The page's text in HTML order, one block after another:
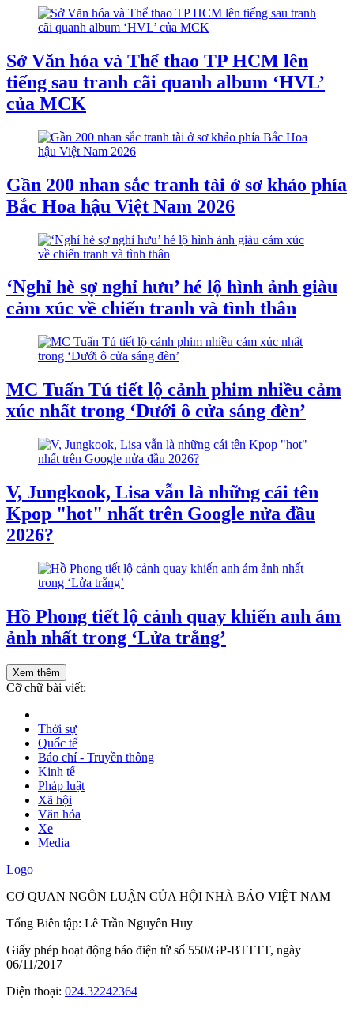
Sở Văn hóa và Thể thao TP HCM lên
tiếng sau tranh cãi quanh album ‘HVL’
của MCK
Gần 200 nhan sắc tranh tài ở sơ khảo phía
Bắc Hoa hậu Việt Nam 2026
‘Nghỉ hè sợ nghỉ hưu’ hé lộ hình ảnh giàu
cảm xúc về chiến tranh và tình thân
MC Tuấn Tú tiết lộ cảnh phim nhiều cảm
xúc nhất trong ‘Dưới ô cửa sáng đèn’
V, Jungkook, Lisa vẫn là những cái tên
Kpop "hot" nhất trên Google nửa đầu
2026?
Hồ Phong tiết lộ cảnh quay khiến anh ám
ảnh nhất trong ‘Lửa trắng’
Xem thêm
Cỡ chữ bài viết:
Thời sự
Quốc tế
Báo chí - Truyền thông
Kinh tế
Pháp luật
Xã hội
Văn hóa
Xe
Media
Logo
CƠ QUAN NGÔN LUẬN CỦA HỘI NHÀ BÁO VIỆT NAM
Tổng Biên tập: Lê Trần Nguyên Huy
Giấy phép hoạt động báo điện tử số 550/GP-BTTTT, ngày
06/11/2017
Điện thoại: 024.32242364